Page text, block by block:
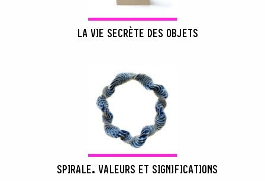
LA VIE SECRÈTE DES OBJETS
SPIRALE. VALEURS ET SIGNIFICATIONS